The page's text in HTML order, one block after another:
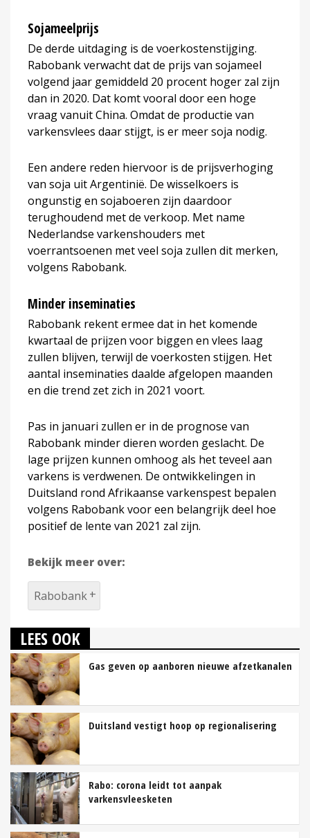
Sojameelprijs
De derde uitdaging is de voerkostenstijging.
Rabobank verwacht dat de prijs van sojameel
volgend jaar gemiddeld 20 procent hoger zal zijn
dan in 2020. Dat komt vooral door een hoge
vraag vanuit China. Omdat de productie van
varkensvlees daar stijgt, is er meer soja nodig.
Een andere reden hiervoor is de prijsverhoging
van soja uit Argentinië. De wisselkoers is
ongunstig en sojaboeren zijn daardoor
terughoudend met de verkoop. Met name
Nederlandse varkenshouders met
voerrantsoenen met veel soja zullen dit merken,
volgens Rabobank.
Minder inseminaties
Rabobank rekent ermee dat in het komende
kwartaal de prijzen voor biggen en vlees laag
zullen blijven, terwijl de voerkosten stijgen. Het
aantal inseminaties daalde afgelopen maanden
en die trend zet zich in 2021 voort.
Pas in januari zullen er in de prognose van
Rabobank minder dieren worden geslacht. De
lage prijzen kunnen omhoog als het teveel aan
varkens is verdwenen. De ontwikkelingen in
Duitsland rond Afrikaanse varkenspest bepalen
volgens Rabobank voor een belangrijk deel hoe
positief de lente van 2021 zal zijn.
Bekijk meer over:
Rabobank
LEES OOK
Gas geven op aanboren nieuwe afzetkanalen
Duitsland vestigt hoop op regionalisering
Rabo: corona leidt tot aanpak
varkensvleesketen